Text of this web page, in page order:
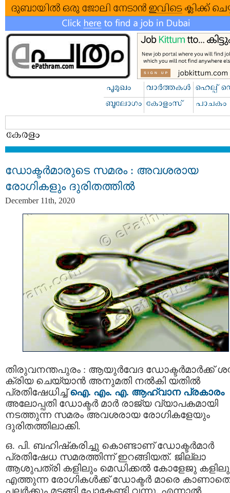
ഡോക്ടര്‍മാരുടെ സമരം : അവശരായ
രോഗികളും ദുരിതത്തില്‍
December 11th, 2020
തിരുവനന്തപുരം : ആയുര്‍വേദ ഡോക്ടര്‍മാര്‍ക്ക്
ക്രിയ ചെയ്യാന്‍ അനുമതി നല്‍കി യതില്‍
പ്രതിഷേധിച്ച്ഐ. എം. എ. ആഹ്വാന പ്രകാരം
അലോപ്പതി ഡോക്ടര്‍ മാര്‍ രാജ്യ വ്യാപകമായി
നടത്തുന്ന സമരം അവശരായ രോഗികളേയും
ദുരിതത്തിലാക്കി.
ഒ. പി. ബഹിഷ്‌കരിച്ചു കൊണ്ടാണ് ഡോക്ടര്‍മാര്‍
പ്രതിഷേധ സമരത്തിന്ന് ഇറങ്ങിയത്. ജില്ലാ
ആശുപത്രി കളിലും മെഡിക്കല്‍ കോളേജു
എത്തുന്ന രോഗികള്‍ക്ക് ഡോക്ടര്‍ മാരെ
പലര്‍ക്കും മടങ്ങി പോകേണ്ടി വന്നു. എന്നാല്‍